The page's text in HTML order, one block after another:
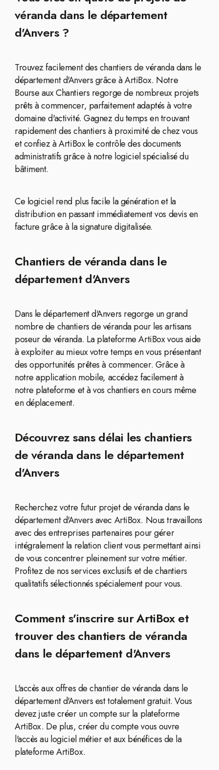
véranda dans le département
d'Anvers ?
Trouvez facilement des chantiers de véranda dans le
département d'Anvers grâce à ArtiBox. Notre
Bourse aux Chantiers regorge de nombreux projets
prêts à commencer, parfaitement adaptés à votre
domaine d'activité. Gagnez du temps en trouvant
rapidement des chantiers à proximité de chez vous
et confiez à ArtiBox le contrôle des documents
administratifs grâce à notre logiciel spécialisé du
bâtiment.
Ce logiciel rend plus facile la génération et la
distribution en passant immédiatement vos devis en
facture grâce à la signature digitalisée.
Chantiers de véranda dans le
département d'Anvers
Dans le département d'Anvers regorge un grand
nombre de chantiers de véranda pour les artisans
poseur de véranda. La plateforme ArtiBox vous aide
à exploiter au mieux votre temps en vous présentant
des opportunités prêtes à commencer. Grâce à
notre application mobile, accédez facilement à
notre plateforme et à vos chantiers en cours même
en déplacement.
Découvrez sans délai les chantiers
de véranda dans le département
d'Anvers
Recherchez votre futur projet de véranda dans le
département d'Anvers avec ArtiBox. Nous travaillons
avec des entreprises partenaires pour gérer
intégralement la relation client vous permettant ainsi
de vous concentrer pleinement sur votre métier.
Profitez de nos services exclusifs et de chantiers
qualitatifs sélectionnés spécialement pour vous.
Comment s'inscrire sur ArtiBox et
trouver des chantiers de véranda
dans le département d'Anvers
L'accès aux offres de chantier de véranda dans le
département d'Anvers est totalement gratuit. Vous
devez juste créer un compte sur la plateforme
ArtiBox. De plus, créer du compte vous ouvre
l'accès au logiciel métier et aux bénéfices de la
plateforme ArtiBox.